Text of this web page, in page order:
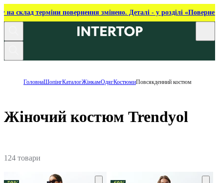
на склад терміни повернення змінено. Деталі - у розділі
ГоловнаШопінгКаталогЖінкамОдягКостюмиПовсякденний костюм
Жіночий костюм Trendyol
124 товари